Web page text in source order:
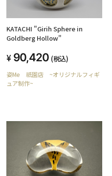
KATACHI "Girih Sphere in
Goldberg Hollow"
90,420 (税込)
姿Me 祇園店 ~オリジナルフィギ
ュア制作~